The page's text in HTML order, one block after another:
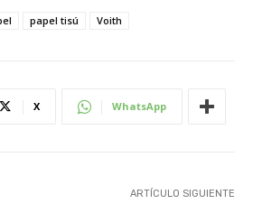
papel tisú Voith
X WhatsApp
ARTÍCULO SIGUIENTE